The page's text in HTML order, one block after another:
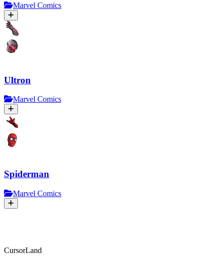
Marvel Comics
Ultron
Marvel Comics
Spiderman
Marvel Comics
CursorLand